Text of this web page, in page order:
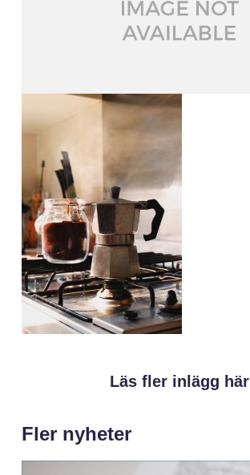
Läs fler inlägg här
Fler nyheter